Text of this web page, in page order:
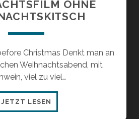
OHNE
Christmas Denkt man an
Weihnachtsabend, mit
viel zu viel…
JETZT LESEN
OHNE